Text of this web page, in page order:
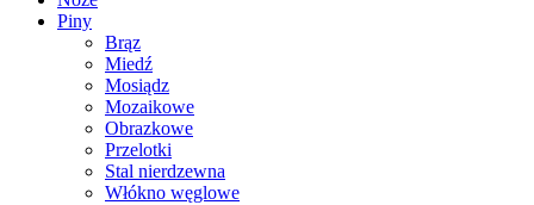
Piny
Brąz
Miedź
Mosiądz
Mozaikowe
Obrazkowe
Przelotki
Stal nierdzewna
Włókno węglowe